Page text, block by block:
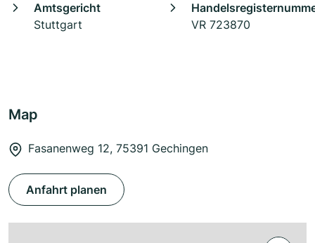
Amtsgericht
Stuttgart
VR 723870
Map
Fasanenweg 12, 75391 Gechingen
Anfahrt planen